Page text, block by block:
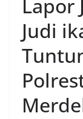
Lapor
Judi